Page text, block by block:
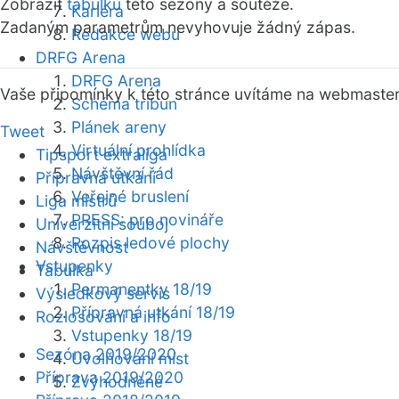
Kariéra
Redakce webu
DRFG Arena
DRFG Arena
Schéma tribun
Plánek areny
Virtuální prohlídka
Návštěvní řád
Veřejné bruslení
PRESS: pro novináře
Rozpis ledové plochy
Vstupenky
Permanentky 18/19
Přípravná utkání 18/19
Vstupenky 18/19
Uvolňování míst
Zvýhodněné
Zobrazit tabulku této sezóny a soutěže.
Zadaným parametrům nevyhovuje žádný zápas.
Vaše připomínky k této stránce uvítáme na webmaster
Tweet
Tipsport extraliga
Přípravná utkání
Liga mistrů
Univerzitní souboj
Návštěvnost
Tabulka
Výsledkový servis
Rozlosování a info
Sezóna 2019/2020
Příprava 2019/2020